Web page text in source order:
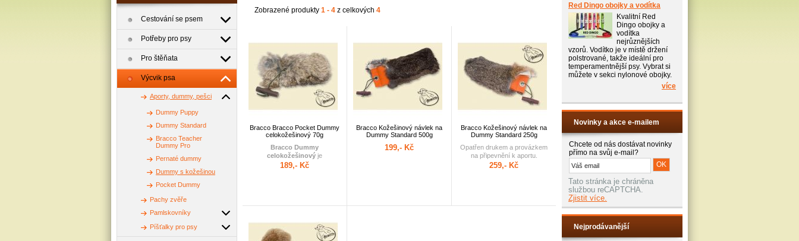
Cestování se psem
Potřeby pro psy
Pro štěňata
Výcvik psa
Aporty, dummy, pešci
Dummy Puppy
Dummy Standard
Bracco Teacher
Dummy Pro
Pernaté dummy
Dummy s kožešinou
Pocket Dummy
Pachy zvěře
Pamlskovníky
Píšťalky pro psy
Zobrazené produkty 1 - 4 z celkových 4
Bracco Bracco Pocket Dummy
celokožešinový 70g
Bracco Dummy
celokožešinový je
nepostradatelným
k nošení reálné zvěře, ale též
v mordě. S tím mají někteří psi
problémy.
189,- Kč
Bracco Kožešinový návlek na
Dummy Standard 500g
199,- Kč
Bracco Kožešinový návlek na
Dummy Standard 250g
Opatřen drukem a provázkem
na připevnění k aportu.
259,- Kč
Red Dingo obojky a vodítka
Kvalitní Red
Dingo obojky a
vodítka
nejrůznějších
vzorů. Vodítko je v místě držení
polstrované, takže ideální pro
temperamentnější psy. Vybrat si
můžete v sekci nylonové obojky.
více
Novinky a akce e-mailem
Chcete od nás dostávat novinky
přímo na svůj e-mail?
Tato stránka je chráněna
službou reCAPTCHA.
Zjistit více.
Nejprodávanější